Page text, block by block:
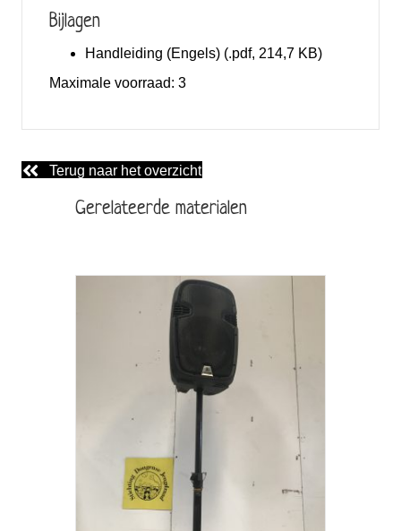
Bijlagen
Handleiding (Engels) (.pdf, 214,7 KB)
Maximale voorraad: 3
Terug naar het overzicht
Gerelateerde materialen